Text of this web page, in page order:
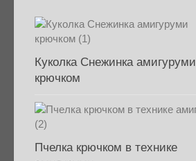
Куколка Снежинка амигуруми
крючком
Пчелка крючком в технике